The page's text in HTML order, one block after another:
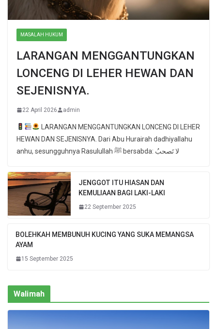
MASALAH HUKUM
LARANGAN MENGGANTUNGKAN
LONCENG DI LEHER HEWAN DAN
SEJENISNYA.
22 April 2026 admin
LARANGAN MENGGANTUNGKAN LONCENG DI LEHER
HEWAN DAN SEJENISNYA. Dari Abu Hurairah dadhiyallahu
anhu, sesungguhnya Rasulullah ﷺ bersabda: لا تَصحبُ
JENGGOT ITU HIASAN DAN
KEMULIAAN BAGI LAKI-LAKI
22 September 2025
BOLEHKAH MEMBUNUH KUCING YANG SUKA MEMANGSA
AYAM
15 September 2025
Walimah